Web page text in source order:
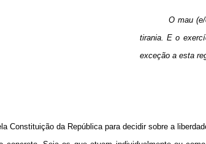
O mau
tirania. E o
exceção a esta
Constituição da República para decidir sobre a